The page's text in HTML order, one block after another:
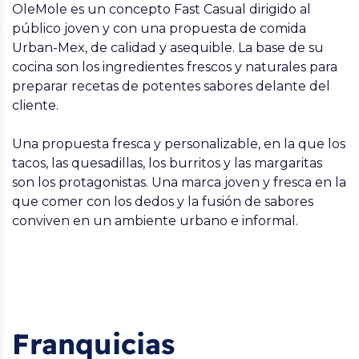
OleMole es un concepto Fast Casual dirigido al
público joven y con una propuesta de comida
Urban-Mex, de calidad y asequible. La base de su
cocina son los ingredientes frescos y naturales para
preparar recetas de potentes sabores delante del
cliente.
Una propuesta fresca y personalizable, en la que los
tacos, las quesadillas, los burritos y las margaritas
son los protagonistas. Una marca joven y fresca en la
que comer con los dedos y la fusión de sabores
conviven en un ambiente urbano e informal.
Franquicias